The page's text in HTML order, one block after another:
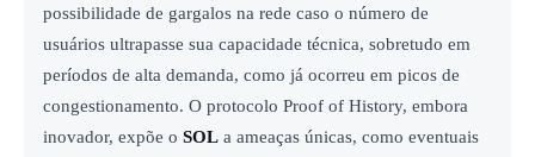
possibilidade de gargalos na rede caso o número de
usuários ultrapasse sua capacidade técnica, sobretudo em
períodos de alta demanda, como já ocorreu em picos de
congestionamento. O protocolo Proof of History, embora
inovador, expõe o SOL a ameaças únicas, como eventuais